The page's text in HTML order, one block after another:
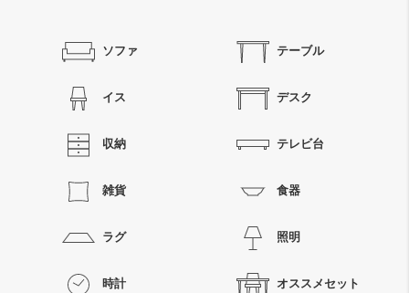
ソファ テーブル
イス デスク
収納 テレビ台
雑貨 食器
ラグ 照明
時計 オススメセット